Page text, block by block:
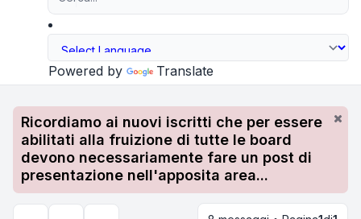
Powered by Translate
Ricordiamo ai nuovi iscritti che per essere
abilitati alla fruizione di tutte le board
devono necessariamente fare un post di
presentazione nell'apposita area...